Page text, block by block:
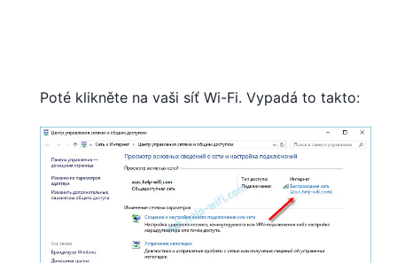
Poté klikněte na vaši síť Wi-Fi. Vypadá to takto: